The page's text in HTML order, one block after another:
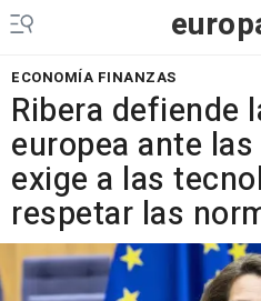
ECONOMÍA FINANZAS
Ribera defiende
europea ante
exige a las
respetar las